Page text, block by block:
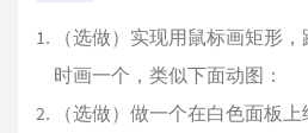
（选做）实现用鼠标画矩形
时画一个，类似下面动图：
（选做）做一个在白色面板